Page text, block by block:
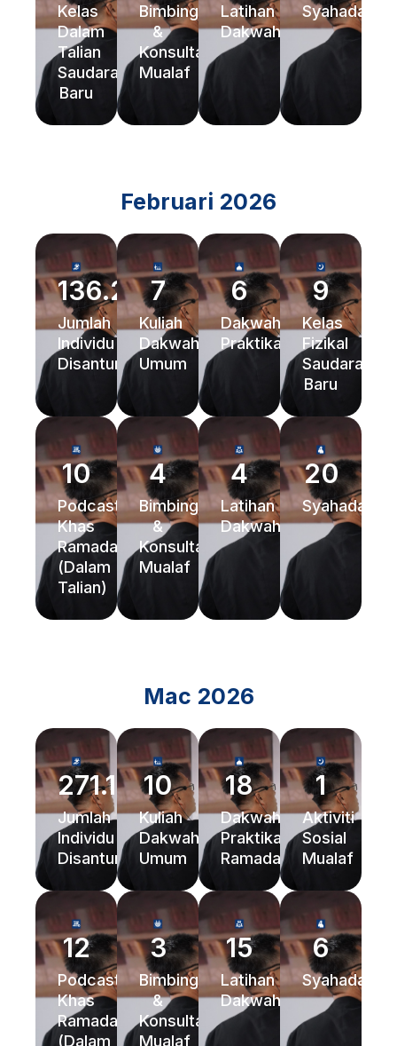
Kelas
Dalam
Talian
Saudara
Baru
Bimbingan
&
Konsultasi
Mualaf
Latihan
Dakwah
Syahadah
Februari 2026
136.223
Jumlah
Individu
Disantuni
7
Kuliah
Dakwah
Umum
6
Dakwah
Praktikal
9
Kelas
Fizikal
Saudara
Baru
10
Podcast
Khas
Ramadan
(Dalam
Talian)
4
Bimbingan
&
Konsultasi
Mualaf
4
Latihan
Dakwah
20
Syahadah
Mac 2026
271.135
Jumlah
Individu
Disantuni
10
Kuliah
Dakwah
Umum
18
Dakwah
Praktikal
Ramadan
1
Aktiviti
Sosial
Mualaf
12
Podcast
Khas
Ramadan
(Dalam
3
Bimbingan
&
Konsultasi
Mualaf
15
Latihan
Dakwah
6
Syahadah